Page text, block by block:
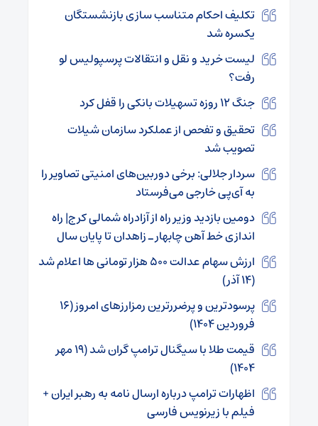
تکلیف احکام متناسب سازی بازنشستگان
یکسره شد
لیست خرید و نقل و انتقالات پرسپولیس لو
رفت؟
جنگ ۱۲ روزه تسهیلات بانکی را قفل کرد
تحقیق و تفحص از عملکرد سازمان شیلات
تصویب شد
سردار جلالی: برخی دوربین‌های امنیتی تصاویر را
به آی‌پی خارجی می‌فرستاد
دومین بازدید وزیر راه از آزادراه شمالی کرج| راه
اندازی خط آهن چابهار ـ زاهدان تا پایان سال
ارزش سهام عدالت ۵۰۰ هزار تومانی ها اعلام شد
(۱۴ آذر)
پرسودترین و پرضررترین رمزارزهای امروز (۱۶
فروردین ۱۴۰۴)
قیمت طلا با سیگنال ترامپ گران شد (۱۹ مهر
۱۴۰۴)
اظهارات ترامپ درباره ارسال نامه به رهبر ایران +
فیلم با زیرنویس فارسی